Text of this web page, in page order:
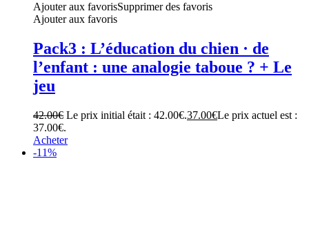
Ajouter aux favorisSupprimer des favoris
Ajouter aux favoris
Pack3 : L’éducation du chien · de
l’enfant : une analogie taboue ? + Le
jeu
42.00€ Le prix initial était : 42.00€.37.00€Le prix actuel est :
37.00€.
Acheter
-11%